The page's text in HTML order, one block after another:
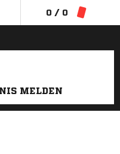
0 / 0
MELDEN